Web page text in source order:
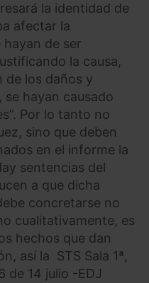
la identidad de
afectar la
de ser
la causa,
de los daños y
se hayan causado
Por lo tanto no
sino que deben
en el informe la
sentencias del
a que dicha
concretarse no
cualitativamente, es
hechos que dan
así la STS Sala 1ª,
de 14 julio -EDJ